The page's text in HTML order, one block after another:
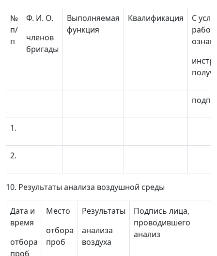
№
п/
п
Ф. И. О.
членов
бригады
Выполняемая
функция
Квалификация
С
1.
2.
10. Результаты анализа воздушной среды
Дата и
время
отбора
проб
Место
отбора
проб
Результаты
анализа
воздуха
Подпись лица,
проводившего
анализ